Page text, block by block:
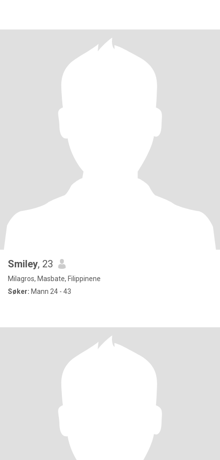
Smiley, 23
Milagros, Masbate, Filippinene
Søker: Mann 24 - 43